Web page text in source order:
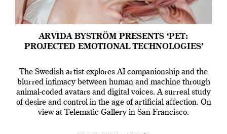
ARVIDA BYSTRÖM PRESENTS ‘PET:
PROJECTED EMOTIONAL TECHNOLOGIES’
The Swedish artist explores AI companionship and the
blurred intimacy between human and machine through
animal-coded avatars and digital voices. A surreal study
of desire and control in the age of artificial affection. On
view at Telematic Gallery in San Francisco.